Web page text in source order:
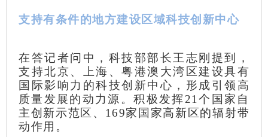
支持有条件的地方建设区域科技创新中心
在答记者问中，科技部部长王志刚提到，
支持北京、上海、粤港澳大湾区建设具有
国际影响力的科技创新中心，形成引领高
质量发展的动力源。积极发挥21个国家自
主创新示范区、169家国家高新区的辐射带
动作用。